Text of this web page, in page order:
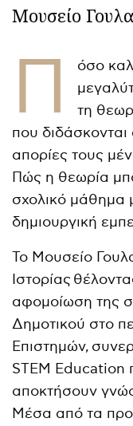
Μουσείο
Π
όσο
τη
που διδάσκονται
απορίες τους
Πώς η θεωρία
σχολικό μάθημα
δημιουργική
Το Μουσείο
Ιστορίας
αφομοίωση της
Δημοτικού στο
Επιστημών,
STEM Education
αποκτήσουν
Μέσα από τα